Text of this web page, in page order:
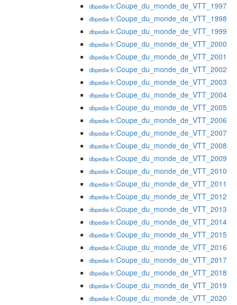
dbpedia-fr:Coupe_du_monde_de_VTT_1997
dbpedia-fr:Coupe_du_monde_de_VTT_1998
dbpedia-fr:Coupe_du_monde_de_VTT_1999
dbpedia-fr:Coupe_du_monde_de_VTT_2000
dbpedia-fr:Coupe_du_monde_de_VTT_2001
dbpedia-fr:Coupe_du_monde_de_VTT_2002
dbpedia-fr:Coupe_du_monde_de_VTT_2003
dbpedia-fr:Coupe_du_monde_de_VTT_2004
dbpedia-fr:Coupe_du_monde_de_VTT_2005
dbpedia-fr:Coupe_du_monde_de_VTT_2006
dbpedia-fr:Coupe_du_monde_de_VTT_2007
dbpedia-fr:Coupe_du_monde_de_VTT_2008
dbpedia-fr:Coupe_du_monde_de_VTT_2009
dbpedia-fr:Coupe_du_monde_de_VTT_2010
dbpedia-fr:Coupe_du_monde_de_VTT_2011
dbpedia-fr:Coupe_du_monde_de_VTT_2012
dbpedia-fr:Coupe_du_monde_de_VTT_2013
dbpedia-fr:Coupe_du_monde_de_VTT_2014
dbpedia-fr:Coupe_du_monde_de_VTT_2015
dbpedia-fr:Coupe_du_monde_de_VTT_2016
dbpedia-fr:Coupe_du_monde_de_VTT_2017
dbpedia-fr:Coupe_du_monde_de_VTT_2018
dbpedia-fr:Coupe_du_monde_de_VTT_2019
dbpedia-fr:Coupe_du_monde_de_VTT_2020